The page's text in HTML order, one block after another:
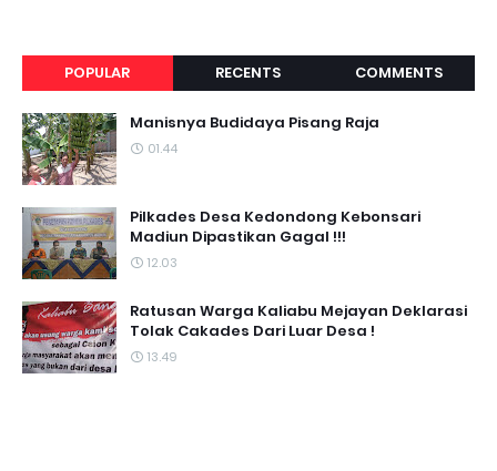
POPULAR RECENTS COMMENTS
Manisnya Budidaya Pisang Raja
01.44
Pilkades Desa Kedondong Kebonsari
Madiun Dipastikan Gagal !!!
12.03
Ratusan Warga Kaliabu Mejayan Deklarasi
Tolak Cakades Dari Luar Desa !
13.49